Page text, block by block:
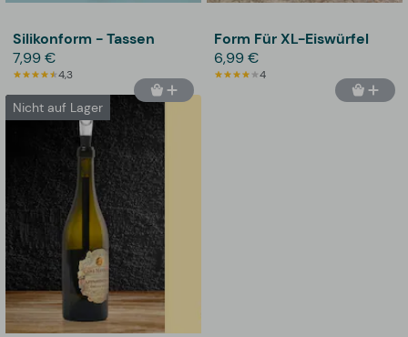
Silikonform - Tassen
7,99 €
4,3
Form Für XL-Eiswürfel
6,99 €
4
Nicht auf Lager